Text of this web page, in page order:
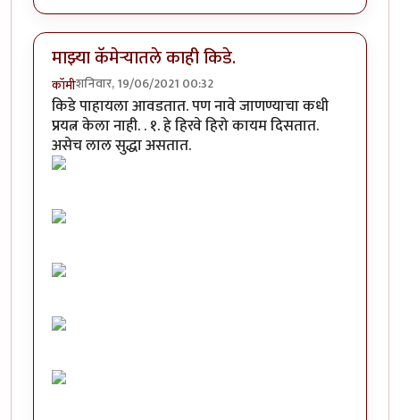
माझ्या कॅमेऱ्यातले काही किडे.
कॉमीशनिवार, 19/06/2021 00:32
किडे पाहायला आवडतात. पण नावे जाणण्याचा कधी
प्रयत्न केला नाही. . १. हे हिरवे हिरो कायम दिसतात.
असेच लाल सुद्धा असतात.